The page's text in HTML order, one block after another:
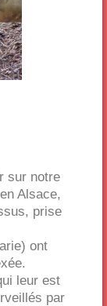
sur notre
Alsace,
prise
ont
leur est
par